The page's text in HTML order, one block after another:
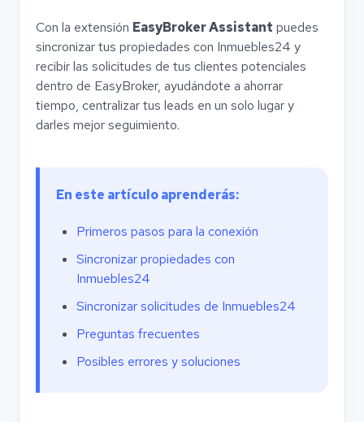
Con la extensión EasyBroker Assistant puedes
sincronizar tus propiedades con Inmuebles24 y
recibir las solicitudes de tus clientes potenciales
dentro de EasyBroker, ayudándote a ahorrar
tiempo, centralizar tus leads en un solo lugar y
darles mejor seguimiento.
En este artículo aprenderás:
Primeros pasos para la conexión
Sincronizar propiedades con
Inmuebles24
Sincronizar solicitudes de Inmuebles24
Preguntas frecuentes
Posibles errores y soluciones